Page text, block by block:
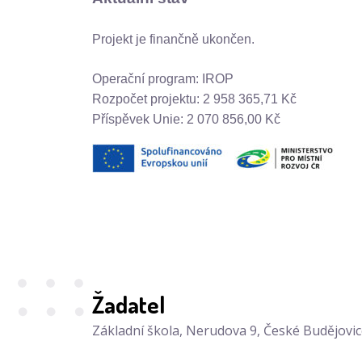
Projekt je finančně ukončen.
Operační program: IROP
Rozpočet projektu: 2 958 365,71 Kč
Příspěvek Unie: 2 070 856,00 Kč
Žadatel
Základní škola, Nerudova 9, České